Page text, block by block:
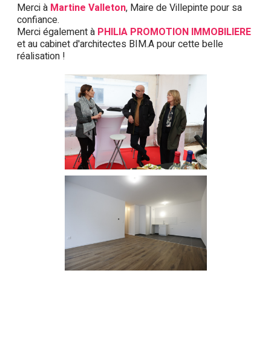
Merci à Martine Valleton, Maire de Villepinte pour sa
confiance.
Merci également à PHILIA PROMOTION IMMOBILIERE
et au cabinet d'architectes BIM.A pour cette belle
réalisation !